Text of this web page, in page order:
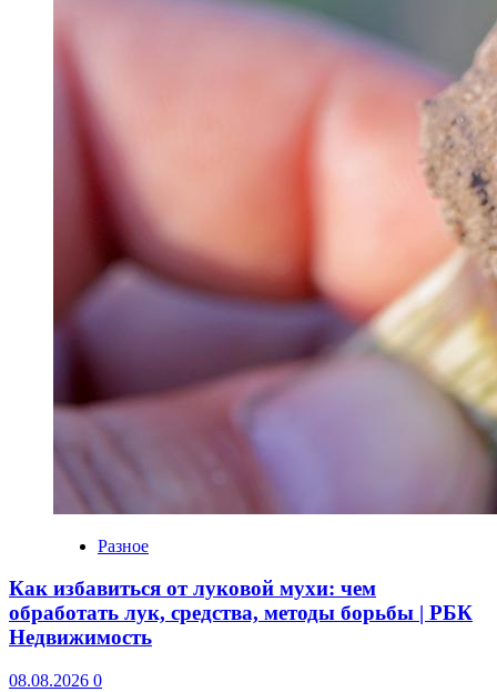
Разное
Как избавиться от луковой мухи: чем
обработать лук, средства, методы борьбы | РБК
Недвижимость
08.08.2026 0